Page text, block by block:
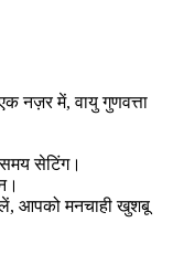
नज़र में, वायु गुणवत्ता
सेटिंग।
आपको मनचाही खुशबू